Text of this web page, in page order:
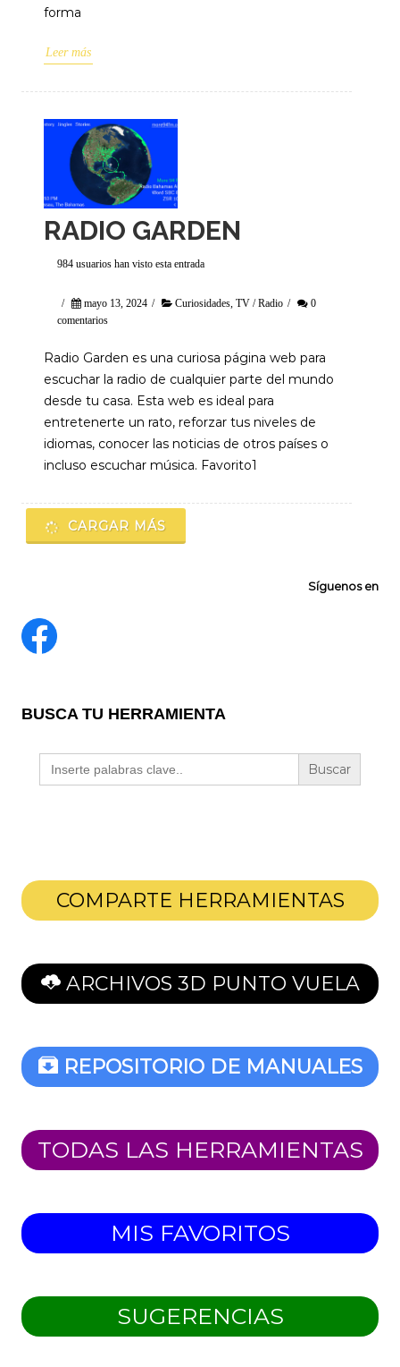
forma
Leer más
RADIO GARDEN
984 usuarios han visto esta entrada
/ mayo 13, 2024 / Curiosidades TV / Radio /
0
comentarios
Radio Garden es una curiosa página web para
escuchar la radio de cualquier parte del mundo
desde tu casa. Esta web es ideal para
entretenerte un rato, reforzar tus niveles de
idiomas, conocer las noticias de otros países o
incluso escuchar música. Favorito1
CARGAR MÁS
Síguenos en
BUSCA TU HERRAMIENTA
Buscar:
COMPARTE HERRAMIENTAS
ARCHIVOS 3D PUNTO VUELA
REPOSITORIO DE MANUALES
TODAS LAS HERRAMIENTAS
MIS FAVORITOS
SUGERENCIAS